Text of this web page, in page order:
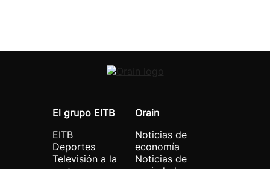
El grupo EITB
EITB
Deportes
Televisión a la
Orain
Noticias de
economía
Noticias de